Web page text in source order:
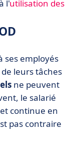
l'utilisation des
ses employés
leurs tâches
ne peuvent
le salarié
continue en
pas contraire